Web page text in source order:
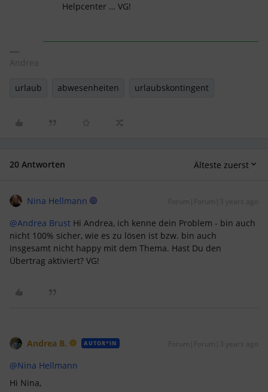
Helpcenter … VG!
Andrea
urlaub abwesenheiten urlaubskontingent
20 Antworten Älteste zuerst
Nina Hellmann Forum|Forum|3 years ago
@Andrea Brust Hi Andrea, ich kenne dein Problem - bin auch
nicht 100% sicher, wie es zu lösen ist bzw. bin auch
insgesamt nicht happy mit dem Thema. Hast Du den
Übertrag aktiviert? VG!
Andrea B. AUTOR*IN Forum|Forum|3 years ago
@Nina Hellmann
Hi Nina,